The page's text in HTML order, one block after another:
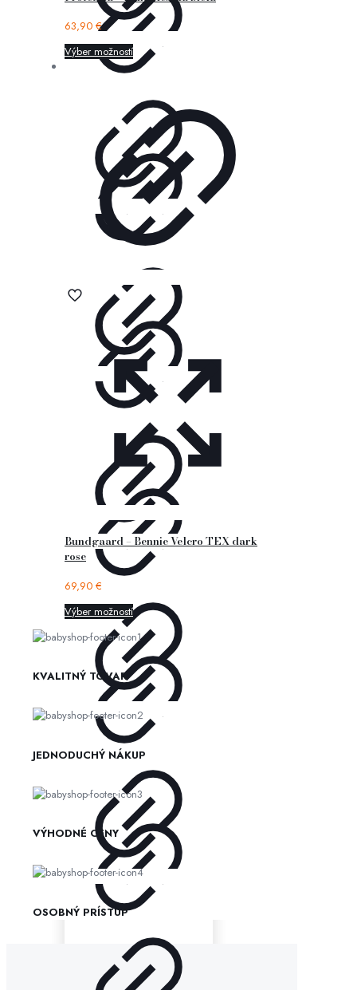
63,90 €
Výber možností
Bundgaard – Bennie Velcro TEX dark
rose
69,90 €
Výber možností
KVALITNÝ TOVAR
JEDNODUCHÝ NÁKUP
VÝHODNÉ CENY
OSOBNÝ PRÍSTUP